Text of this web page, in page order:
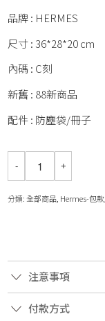
品牌 : HERMES
尺寸 : 36*28*20 cm
內碼 : C刻
新舊 : 88新商品
配件 : 防塵袋/冊子
分類:全部商品 Hermes-包款
注意事項
付款方式